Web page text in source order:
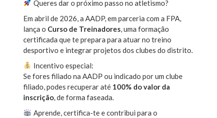
Queres dar o próximo passo no atletismo?
Em abril de 2026, a AADP, em parceria com a FPA,
lança o Curso de Treinadores, uma formação
certificada que te prepara para atuar no treino
desportivo e integrar projetos dos clubes do distrito.
Incentivo especial:
Se fores filiado na AADP ou indicado por um clube
filiado, podes recuperar até 100% do valor da
inscrição, de forma faseada.
Aprende, certifica-te e contribui para o